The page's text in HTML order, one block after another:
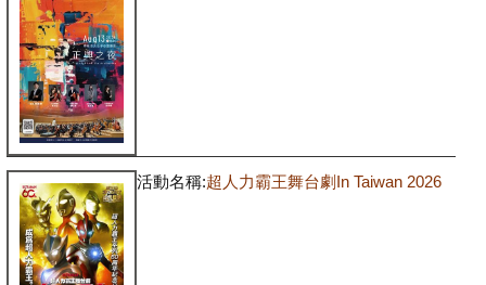
活動名稱:超人力霸王舞台劇In Taiwan 2026